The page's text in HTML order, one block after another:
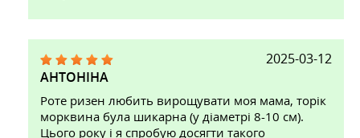
2025-03-12
АНТОНІНА
Роте ризен любить вирощувати моя мама, торік
морквина була шикарна (у діаметрі 8-10 см).
Цього року і я спробую досягти такого